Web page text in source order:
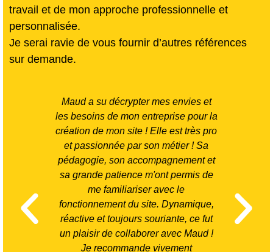
travail et de mon approche professionnelle et
personnalisée.
Je serai ravie de vous fournir d’autres références
sur demande.
Maud a su décrypter mes envies et
les besoins de mon entreprise pour la
création de mon site ! Elle est très pro
et passionnée par son métier ! Sa
pédagogie, son accompagnement et
sa grande patience m'ont permis de
me familiariser avec le
fonctionnement du site. Dynamique,
réactive et toujours souriante, ce fut
un plaisir de collaborer avec Maud !
Je recommande vivement